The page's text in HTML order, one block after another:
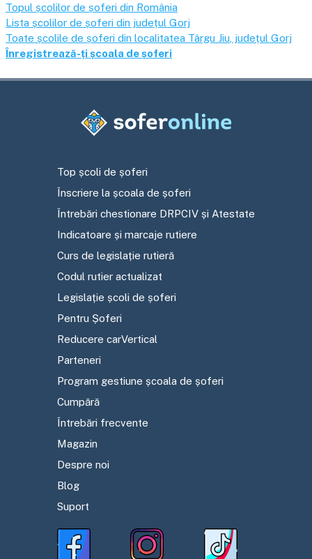
Topul școlilor de șoferi din România
Lista școlilor de șoferi din județul Gorj
Toate școlile de șoferi din localitatea Târgu Jiu , județul Gorj
Înregistrează-ți școala de șoferi
Top școli de șoferi
Înscriere la școala de șoferi
Întrebări chestionare DRPCIV și Atestate
Indicatoare și marcaje rutiere
Curs de legislație rutieră
Codul rutier actualizat
Legislație școli de șoferi
Pentru Șoferi
Reducere carVertical
Parteneri
Program gestiune școala de șoferi
Cumpără
Întrebări frecvente
Magazin
Despre noi
Blog
Suport